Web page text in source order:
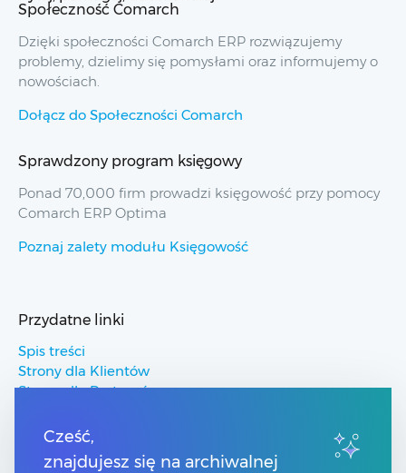
Społeczność Comarch
Dzięki społeczności Comarch ERP rozwiązujemy
problemy, dzielimy się pomysłami oraz informujemy o
nowościach.
Dołącz do Społeczności Comarch
Sprawdzony program księgowy
Ponad 70,000 firm prowadzi księgowość przy pomocy
Comarch ERP Optima
Poznaj zalety modułu Księgowość
Przydatne linki
Spis treści
Strony dla Klientów
Strony dla Partnerów
Pomoc Comarch Betterfly
Pomoc Comarch e-Sklep
Cześć,
znajdujesz się na archiwalnej